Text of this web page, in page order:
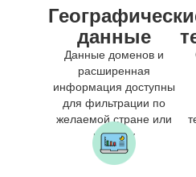
данные
Данные доменов и
расширенная
информация доступны
для фильтрации по
желаемой стране или
региону